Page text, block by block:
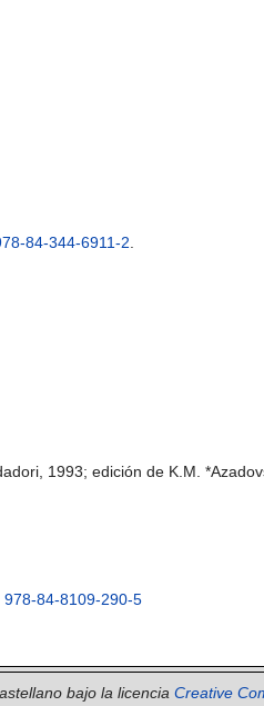
84-344-6911-2
1993; edición de K.M.
978-84-8109-290-5
bajo la licencia Creative